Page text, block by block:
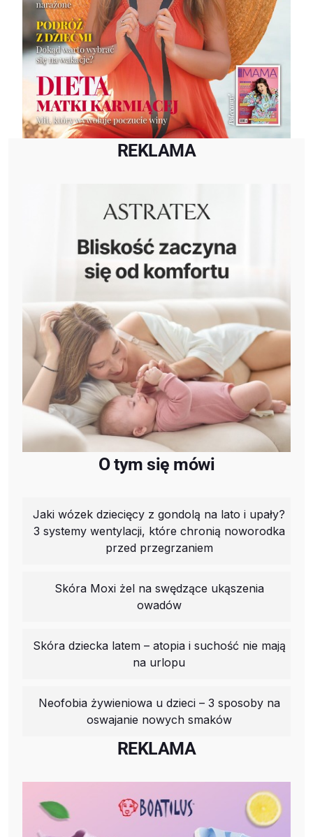
REKLAMA
O tym się mówi
Jaki wózek dziecięcy z gondolą na lato i upały?
3 systemy wentylacji, które chronią noworodka
przed przegrzaniem
Skóra Moxi żel na swędzące ukąszenia
owadów
Skóra dziecka latem – atopia i suchość nie mają
na urlopu
Neofobia żywieniowa u dzieci – 3 sposoby na
oswajanie nowych smaków
REKLAMA